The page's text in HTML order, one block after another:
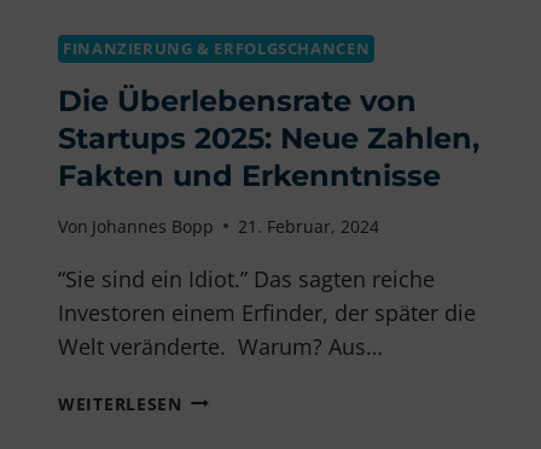
FINANZIERUNG & ERFOLGSCHANCEN
Die Überlebensrate von
Startups 2025: Neue Zahlen,
Fakten und Erkenntnisse
Von Johannes Bopp 21. Februar, 2024
“Sie sind ein Idiot.” Das sagten reiche
Investoren einem Erfinder, der später die
Welt veränderte. Warum? Aus…
WEITERLESEN DIE